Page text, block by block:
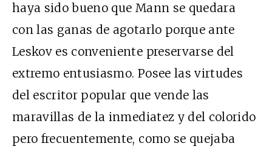
haya sido bueno que Mann se quedara
con las ganas de agotarlo porque ante
Leskov es conveniente preservarse del
extremo entusiasmo. Posee las virtudes
del escritor popular que vende las
maravillas de la inmediatez y del colorido
pero frecuentemente, como se quejaba